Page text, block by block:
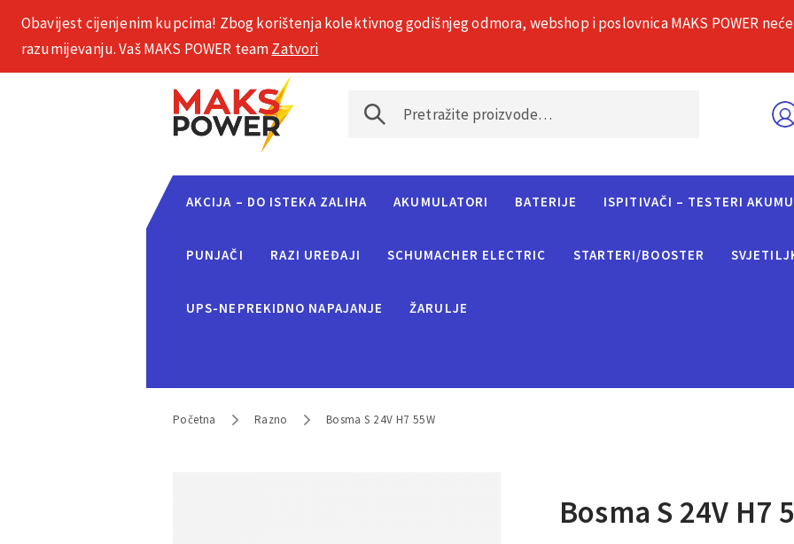
+385 1 2002 575 O nama
AKCIJA – DO ISTEKA ZALIHA AKUMULATORI BATERIJE ISPITIVAČI – TESTERI
PUNJAČI RAZI UREĐAJI SCHUMACHER ELECTRIC STARTERI/BOOSTER
UPS-NEPREKIDNO NAPAJANJE ŽARULJE
Početna Razno Bosma S 24V H7 55W
Bosma S 24V H7
Obavijest cijenjenim kupcima! Zbog korištenja kolektivnog godišnjeg odmora, webshop i poslovnica MAKS POWER neće
razumijevanju. Vaš MAKS POWER teamZatvori